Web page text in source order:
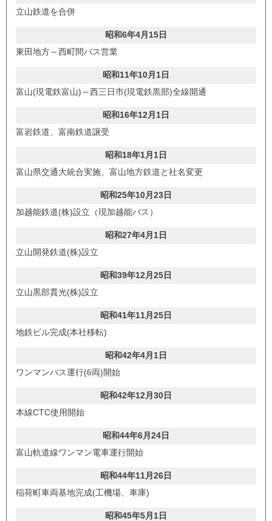
立山鉄道を合併
昭和6年4月15日
東田地方～西町間バス営業
昭和11年10月1日
富山(現電鉄富山)～西三日市(現電鉄黒部)全線開通
昭和16年12月1日
富岩鉄道、富南鉄道譲受
昭和18年1月1日
富山県交通大統合実施、富山地方鉄道と社名変更
昭和25年10月23日
加越能鉄道(株)設立（現加越能バス）
昭和27年4月1日
立山開発鉄道(株)設立
昭和39年12月25日
立山黒部貫光(株)設立
昭和41年11月25日
地鉄ビル完成(本社移転)
昭和42年4月1日
ワンマンバス運行(6両)開始
昭和42年12月30日
本線CTC使用開始
昭和44年6月24日
富山軌道線ワンマン電車運行開始
昭和44年11月26日
稲荷町車両基地完成(工機場、車庫)
昭和45年5月1日